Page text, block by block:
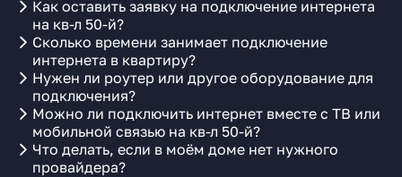
Как оставить заявку на подключение интернета
на кв-л 50-й?
Сколько времени занимает подключение
интернета в квартиру?
Нужен ли роутер или другое оборудование для
подключения?
Можно ли подключить интернет вместе с ТВ или
мобильной связью на кв-л 50-й?
Что делать, если в моём доме нет нужного
провайдера?